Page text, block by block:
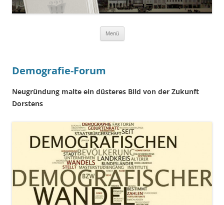
Menü
Demografie-Forum
Neugründung malte ein düsteres Bild von der Zukunft
Dorstens